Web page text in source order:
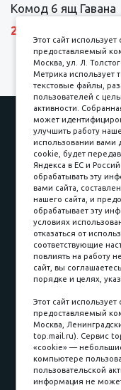
Комод 6 ящ Гавана
27690 р.
Наши работы
Доставка и
Карьера в
8
8
Этот сайт
предоставляемый
Москва, ул. Л.
Метрика использует
текстовые файлы,
пользователей с
активности.
может
улучшить работу
использовании вами
cookie, будет
Яндекса в ЕС и
обрабатывать эту
вами сайта,
нашего сайта, и
обрабатывает эту
условиях
отказаться от
соответствующие
повлиять на работу
сайт, вы
порядке и целях,
Этот сайт
предоставляемый
Москва,
top.mail.ru). Сервис
«cookie» —
компьютере
пользовательской
информация не